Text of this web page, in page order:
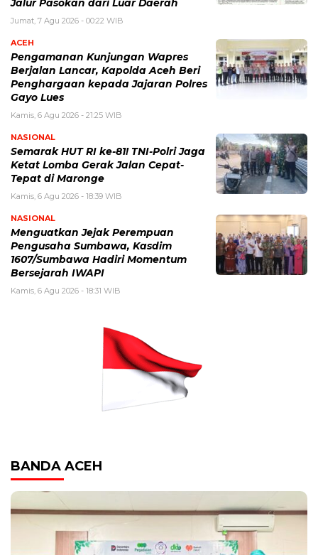
Jalur Pasokan dari Luar Daerah
Jumat, 7 Agu 2026 - 00:22 WIB
ACEH
Pengamanan Kunjungan Wapres
Berjalan Lancar, Kapolda Aceh Beri
Penghargaan kepada Jajaran Polres
Gayo Lues
Kamis, 6 Agu 2026 - 21:25 WIB
NASIONAL
Semarak HUT RI ke-81! TNI-Polri Jaga
Ketat Lomba Gerak Jalan Cepat-
Tepat di Maronge
Kamis, 6 Agu 2026 - 18:39 WIB
NASIONAL
Menguatkan Jejak Perempuan
Pengusaha Sumbawa, Kasdim
1607/Sumbawa Hadiri Momentum
Bersejarah IWAPI
Kamis, 6 Agu 2026 - 18:31 WIB
BANDA ACEH